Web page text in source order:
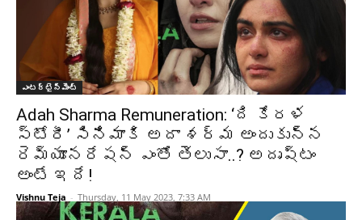
ఎంటర్టైన్మెంట్
Adah Sharma Remuneration: ‘ది కేరళ
స్టోరీ’ సినిమాకి అదా శర్మ అందుకున్న
రెమ్యూనరేషన్ ఎంతో తెలుసా..? అదృష్టం
అంటే ఇదే!
Vishnu Teja - Thursday, 11 May 2023, 7:33 AM